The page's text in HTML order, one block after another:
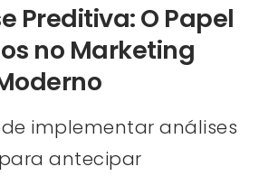
Preditiva: O Papel
no Marketing
implementar análises
antecipar